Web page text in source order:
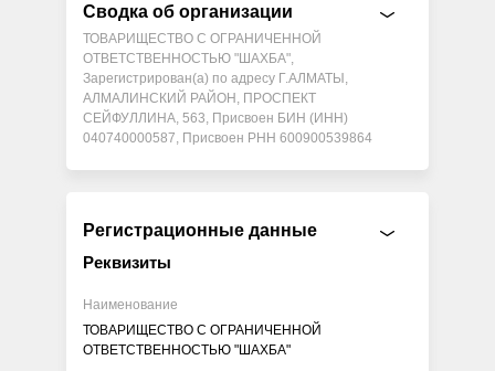
Сводка об организации
ТОВАРИЩЕСТВО С ОГРАНИЧЕННОЙ
ОТВЕТСТВЕННОСТЬЮ "ШАХБА",
Зарегистрирован(а) по адресу Г.АЛМАТЫ,
АЛМАЛИНСКИЙ РАЙОН, ПРОСПЕКТ
СЕЙФУЛЛИНА, 563, Присвоен БИН (ИНН)
040740000587, Присвоен РНН 600900539864
Регистрационные данные
Реквизиты
Наименование
ТОВАРИЩЕСТВО С ОГРАНИЧЕННОЙ
ОТВЕТСТВЕННОСТЬЮ "ШАХБА"